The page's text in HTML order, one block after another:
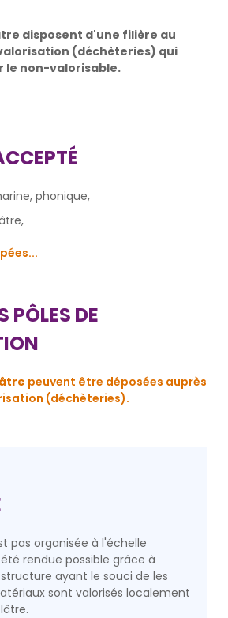
disposent d'une filière au
(déchèteries) qui
le non-valorisable.
phonique,
PÔLES DE
peuvent être déposées auprès
(déchèteries).
pas organisée à l'échelle
rendue possible grâce à
ayant le souci de les
sont valorisés localement